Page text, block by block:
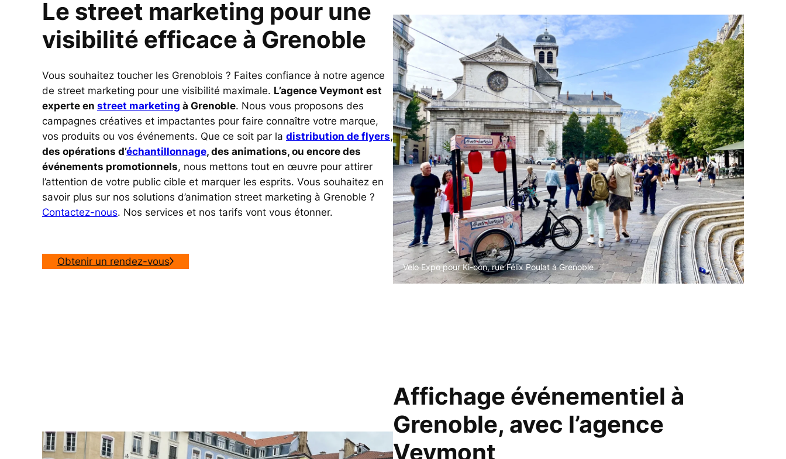
Le street marketing pour une
visibilité efficace à Grenoble
Vous souhaitez toucher les Grenoblois ? Faites confiance à notre agence
de street marketing pour une visibilité maximale. L’agence Veymont est
experte en street marketing à Grenoble. Nous vous proposons des
campagnes créatives et impactantes pour faire connaître votre marque,
vos produits ou vos événements. Que ce soit par la distribution de flyers,
des opérations d’échantillonnage, des animations, ou encore des
événements promotionnels, nous mettons tout en œuvre pour attirer
l’attention de votre public cible et marquer les esprits. Vous souhaitez en
savoir plus sur nos solutions d’animation street marketing à Grenoble ?
Contactez-nous. Nos services et nos tarifs vont vous étonner.
Obtenir un rendez-vous Velo Expo pour Ki-oon, rue Félix Poulat à Grenoble
Affichage événementiel à
Grenoble, avec l’agence
Veymont